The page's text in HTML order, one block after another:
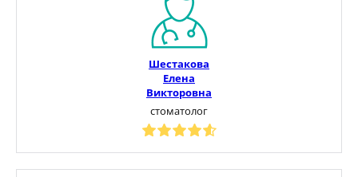
Шестакова
Елена
Викторовна
стоматолог